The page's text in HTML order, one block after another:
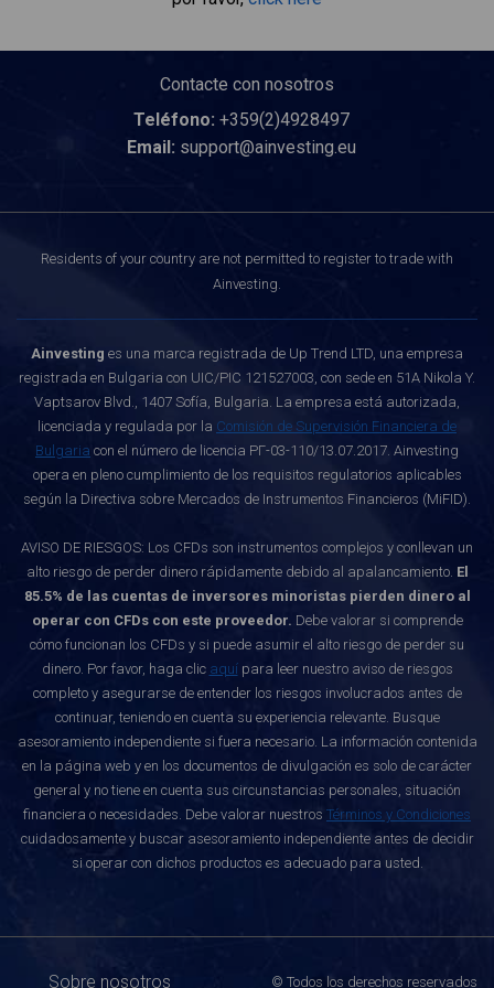
Contacte con nosotros
Teléfono: +359(2)4928497
Email: support@ainvesting.eu
Residents of your country are not permitted to register to trade with
Ainvesting.
Ainvesting es una marca registrada de Up Trend LTD, una empresa
registrada en Bulgaria con UIC/PIC 121527003, con sede en 51A Nikola Y.
Vaptsarov Blvd., 1407 Sofía, Bulgaria. La empresa está autorizada,
licenciada y regulada por la Comisión de Supervisión Financiera de
Bulgaria con el número de licencia РГ-03-110/13.07.2017. Ainvesting
opera en pleno cumplimiento de los requisitos regulatorios aplicables
según la Directiva sobre Mercados de Instrumentos Financieros (MiFID).
AVISO DE RIESGOS: Los CFDs son instrumentos complejos y conllevan un
alto riesgo de perder dinero rápidamente debido al apalancamiento. El
85.5% de las cuentas de inversores minoristas pierden dinero al
operar con CFDs con este proveedor. Debe valorar si comprende
cómo funcionan los CFDs y si puede asumir el alto riesgo de perder su
dinero. Por favor, haga clic aquípara leer nuestro aviso de riesgos
completo y asegurarse de entender los riesgos involucrados antes de
continuar, teniendo en cuenta su experiencia relevante. Busque
asesoramiento independiente si fuera necesario. La información contenida
en la página web y en los documentos de divulgación es solo de carácter
general y no tiene en cuenta sus circunstancias personales, situación
financiera o necesidades. Debe valorar nuestros Términos y Condiciones
cuidadosamente y buscar asesoramiento independiente antes de decidir
si operar con dichos productos es adecuado para usted.
Sobre nosotros © Todos los derechos reservados